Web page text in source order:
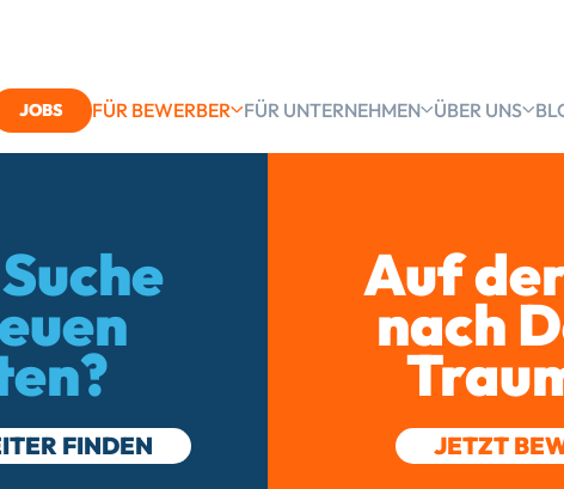
JOBS FÜR BEWERBER FÜR UNTERNEHMEN ÜBER UNS
FINDEN
Auf
nach
JETZT